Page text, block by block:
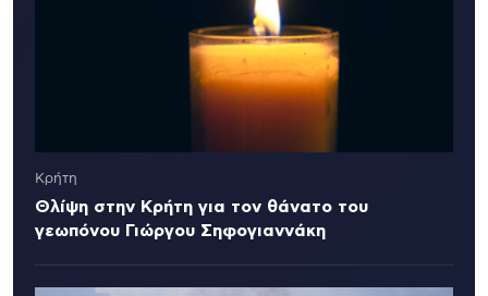
Κρήτη
Θλίψη στην Κρήτη για τον θάνατο του
γεωπόνου Γιώργου Σηφογιαννάκη